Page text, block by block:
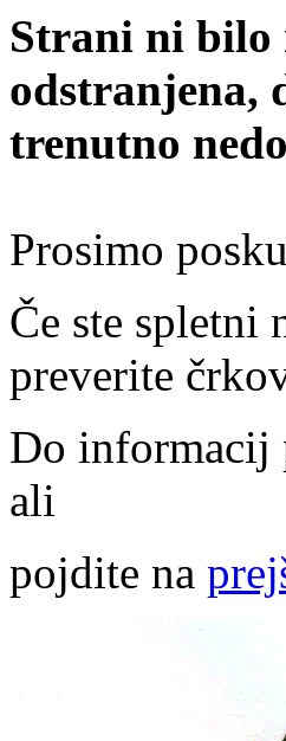
Strani ni bilo
odstranjena,
trenutno
Prosimo
Če ste
preverite
Do informacij
ali
pojdite na